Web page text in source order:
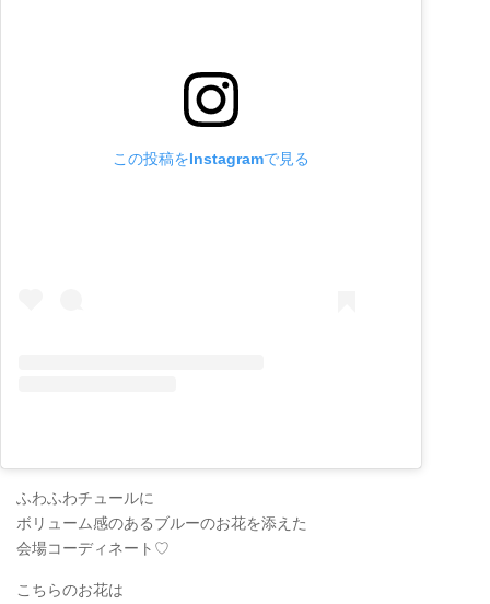
この投稿をInstagramで見る
ふわふわチュールに
ボリューム感のあるブルーのお花を添えた
会場コーディネート♡
こちらのお花は